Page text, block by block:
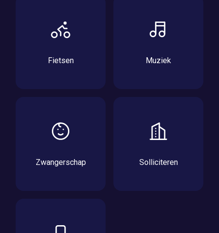
Fietsen Muziek
Zwangerschap Solliciteren